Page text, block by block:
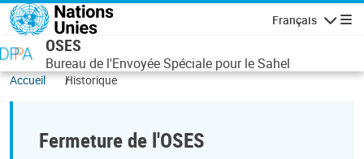
Aller au contenu principal
Français
OSES
Bureau de l'Envoyée Spéciale pour le Sahel
Accueil Historique
Fermeture de l'OSES